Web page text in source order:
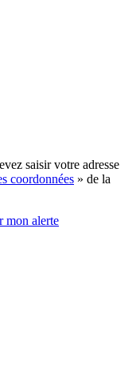
saisir votre adresse
coordonnées » de la
mon alerte